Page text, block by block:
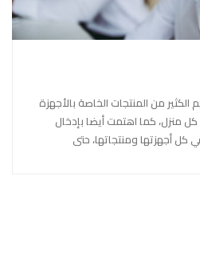
من المنتجات الخاصة بالأجهزة
كل منزل، كما اهتمت أيضا بإدخال
كل أجهزتها ومنتجاتها، حتى